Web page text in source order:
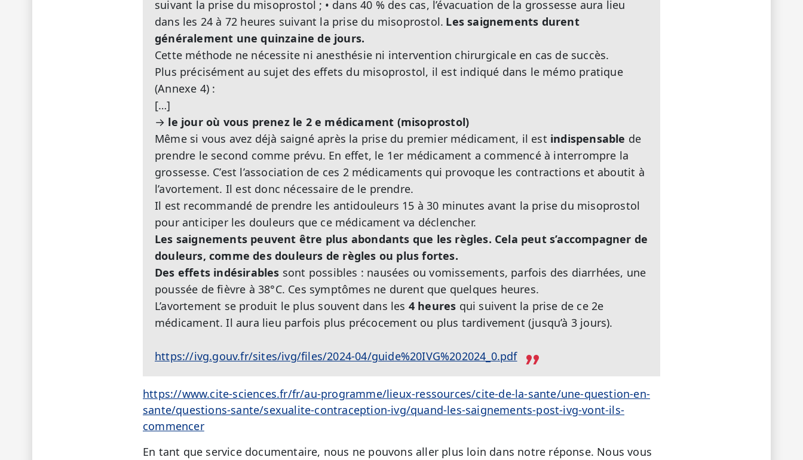
suivant la prise du misoprostol ; • dans 40 % des cas, l’évacuation de la grossesse aura lieu
dans les 24 à 72 heures suivant la prise du misoprostol. Les saignements durent
généralement une quinzaine de jours.
Cette méthode ne nécessite ni anesthésie ni intervention chirurgicale en cas de succès.
Plus précisément au sujet des effets du misoprostol, il est indiqué dans le mémo pratique
(Annexe 4) :
[…]
→ le jour où vous prenez le 2 e médicament (misoprostol)
Même si vous avez déjà saigné après la prise du premier médicament, il est indispensable de
prendre le second comme prévu. En effet, le 1er médicament a commencé à interrompre la
grossesse. C’est l’association de ces 2 médicaments qui provoque les contractions et aboutit à
l’avortement. Il est donc nécessaire de le prendre.
Il est recommandé de prendre les antidouleurs 15 à 30 minutes avant la prise du misoprostol
pour anticiper les douleurs que ce médicament va déclencher.
Les saignements peuvent être plus abondants que les règles. Cela peut s’accompagner de
douleurs, comme des douleurs de règles ou plus fortes.
Des effets indésirables sont possibles : nausées ou vomissements, parfois des diarrhées, une
poussée de fièvre à 38°C. Ces symptômes ne durent que quelques heures.
L’avortement se produit le plus souvent dans les 4 heures qui suivent la prise de ce 2e
médicament. Il aura lieu parfois plus précocement ou plus tardivement (jusqu’à 3 jours).
https://ivg.gouv.fr/sites/ivg/files/2024-04/guide%20IVG%202024_0.pdf
https://www.cite-sciences.fr/fr/au-programme/lieux-ressources/cite-de-la-sante/une-question-en-
sante/questions-sante/sexualite-contraception-ivg/quand-les-saignements-post-ivg-vont-ils-
commencer
En tant que service documentaire, nous ne pouvons aller plus loin dans notre réponse. Nous vous